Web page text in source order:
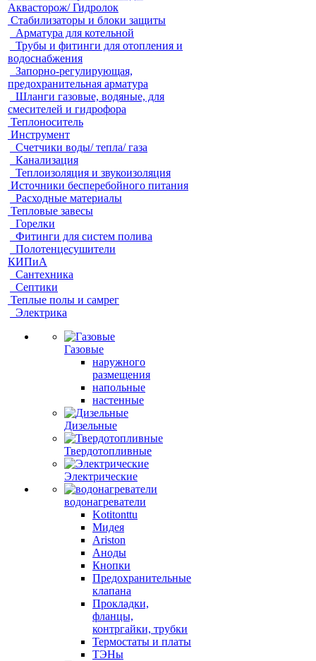
Аквасторож/ Гидролок
Стабилизаторы и блоки защиты
Арматура для котельной
Трубы и фитинги для отопления и
водоснабжения
Запорно-регулирующая,
предохранительная арматура
Шланги газовые, водяные, для
смесителей и гидрофора
Теплоноситель
Инструмент
Счетчики воды/ тепла/ газа
Канализация
Теплоизоляция и звукоизоляция
Источники бесперебойного питания
Расходные материалы
Тепловые завесы
Горелки
Фитинги для систем полива
Полотенцесушители
КИПиА
Сантехника
Септики
Теплые полы и самрег
Электрика
Газовые
наружного
размещения
напольные
настенные
Дизельные
Твердотопливные
Электрические
водонагреватели
Kotitonttu
Мидея
Ariston
Аноды
Кнопки
Предохранительные
клапана
Прокладки,
фланцы,
контргайки, трубки
Термостаты и платы
ТЭНы